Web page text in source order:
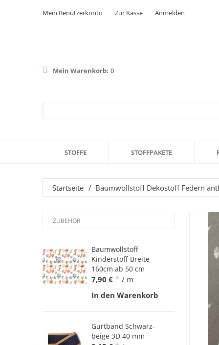
Mein Benutzerkonto Zur Kasse Anmelden
Mein Warenkorb: 0
STOFFE STOFFPAKETE
Startseite / Baumwollstoff Dekostoff Federn
ZUBEHÖR
Baumwollstoff
Kinderstoff Breite
160cm ab 50 cm
7,90 € * / m
In den Warenkorb
Gurtband Schwarz-
beige 3D 40 mm